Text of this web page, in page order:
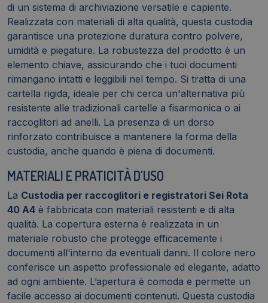
di un sistema di archiviazione versatile e capiente.
Realizzata con materiali di alta qualità, questa custodia
garantisce una protezione duratura contro polvere,
umidità e piegature. La robustezza del prodotto è un
elemento chiave, assicurando che i tuoi documenti
rimangano intatti e leggibili nel tempo. Si tratta di una
cartella rigida, ideale per chi cerca un'alternativa più
resistente alle tradizionali cartelle a fisarmonica o ai
raccoglitori ad anelli. La presenza di un dorso
rinforzato contribuisce a mantenere la forma della
custodia, anche quando è piena di documenti.
MATERIALI E PRATICITÀ D'USO
La Custodia per raccoglitori e registratori Sei Rota
40 A4 è fabbricata con materiali resistenti e di alta
qualità. La copertura esterna è realizzata in un
materiale robusto che protegge efficacemente i
documenti all'interno da eventuali danni. Il colore nero
conferisce un aspetto professionale ed elegante, adatto
ad ogni ambiente. L’apertura è comoda e permette un
facile accesso ai documenti contenuti. Questa custodia